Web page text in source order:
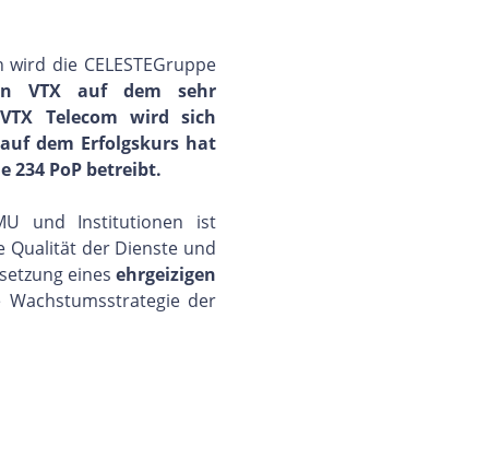
die CELESTEGruppe
VTX auf dem sehr
Telecom wird sich
dem Erfolgskurs hat
234 PoP betreibt.
und Institutionen ist
Qualität der Dienste und
eines ehrgeizigen
der